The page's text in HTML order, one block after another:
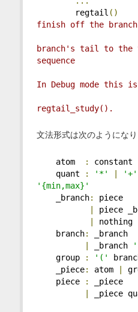
regtail ()
finish off the branch
branch's tail to
sequence
In Debug mode this is
regtail_study().
文法形式は次のようにな
atom : constant
quant
: '*' '+'
'{min,max}'
_branch:
piece
piece
nothing
branch:
_branch
_branch
group
: '('
_piece: atom
piece
:
_piece
_piece